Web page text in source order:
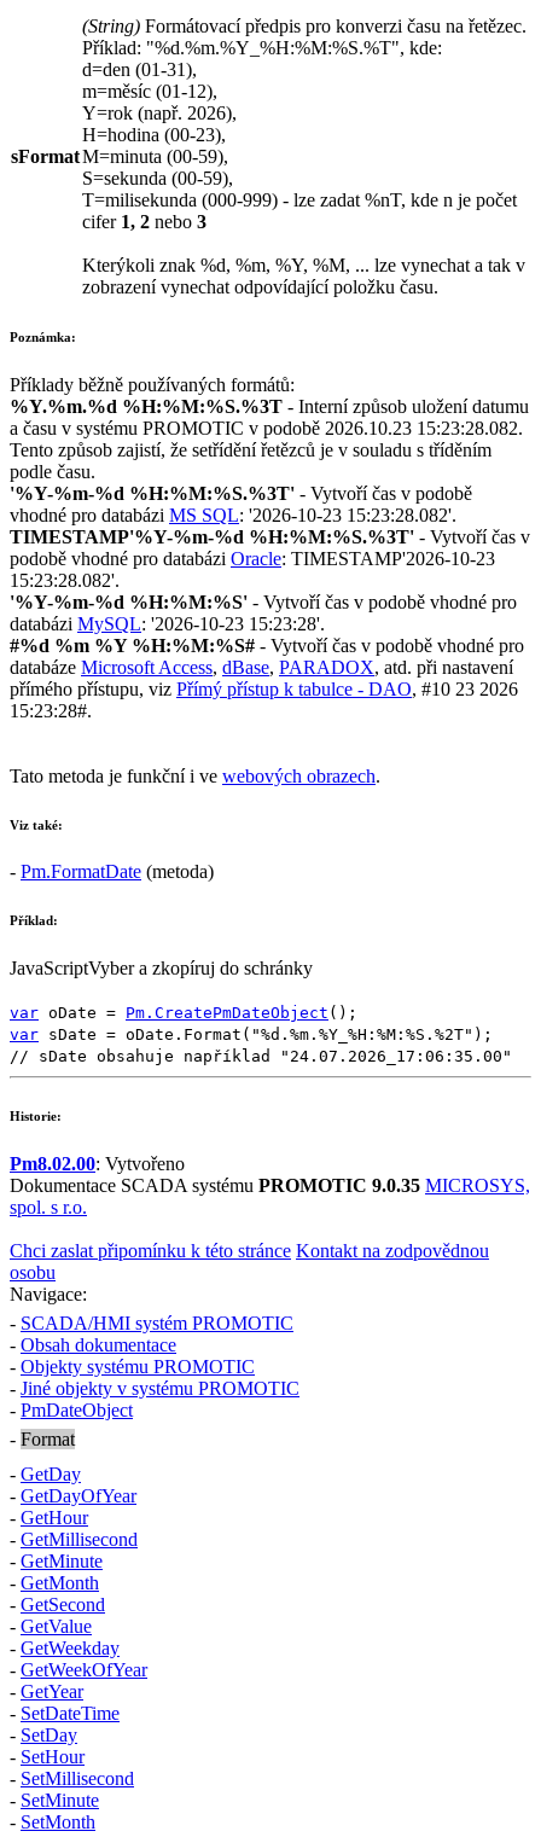
sFormat
(String) Formátovací předpis pro konverzi času na řetězec.
Příklad: "%d.%m.%Y_%H:%M:%S.%T", kde:
d=den (01-31),
m=měsíc (01-12),
Y=rok (např. 2026),
H=hodina (00-23),
M=minuta (00-59),
S=sekunda (00-59),
T=milisekunda (000-999) - lze zadat %nT, kde n je počet
cifer 1, 2 nebo 3
Kterýkoli znak %d, %m, %Y, %M, ... lze vynechat a tak v
zobrazení vynechat odpovídající položku času.
Poznámka:
Příklady běžně používaných formátů:
%Y.%m.%d %H:%M:%S.%3T - Interní způsob uložení datumu
a času v systému PROMOTIC v podobě 2026.10.23 15:23:28.082.
Tento způsob zajistí, že setřídění řetězců je v souladu s tříděním
podle času.
'%Y-%m-%d %H:%M:%S.%3T' - Vytvoří čas v podobě
vhodné pro databázi MS SQL: '2026-10-23 15:23:28.082'.
TIMESTAMP'%Y-%m-%d %H:%M:%S.%3T' - Vytvoří čas v
podobě vhodné pro databázi Oracle: TIMESTAMP'2026-10-23
15:23:28.082'.
'%Y-%m-%d %H:%M:%S' - Vytvoří čas v podobě vhodné pro
databázi MySQL: '2026-10-23 15:23:28'.
#%d %m %Y %H:%M:%S# - Vytvoří čas v podobě vhodné pro
databáze Microsoft Access, dBase, PARADOX, atd. při nastavení
přímého přístupu, viz Přímý přístup k tabulce - DAO, #10 23 2026
15:23:28#.
Tato metoda je funkční i ve webových obrazech.
Viz také:
- Pm.FormatDate (metoda)
Příklad:
JavaScriptVyber a zkopíruj do schránky
var oDate = Pm.CreatePmDateObject ();
var sDate = oDate . Format ( "%d.%m.%Y_%H:%M:%S.%2T" );
// sDate obsahuje například "24.07.2026_17:06:35.00"
Historie:
Pm8.02.00: Vytvořeno
Dokumentace SCADA systému PROMOTIC 9.0.35 MICROSYS,
spol. s r.o.
Chci zaslat připomínku k této stránce Kontakt na zodpovědnou
osobu
Navigace:
- SCADA/HMI systém PROMOTIC
- Obsah dokumentace
- Objekty systému PROMOTIC
- Jiné objekty v systému PROMOTIC
- PmDateObject
- Format
- GetDay
- GetDayOfYear
- GetHour
- GetMillisecond
- GetMinute
- GetMonth
- GetSecond
- GetValue
- GetWeekday
- GetWeekOfYear
- GetYear
- SetDateTime
- SetDay
- SetHour
- SetMillisecond
- SetMinute
- SetMonth